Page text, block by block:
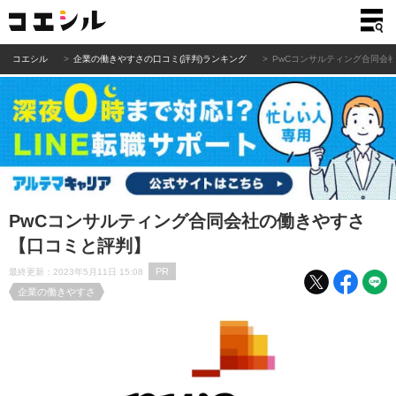
コエシル 企業の働きやすさの口コミ(評判)ランキング PwCコンサルティング合同会
PwCコンサルティング合同会社の働きやすさ
【口コミと評判】
最終更新：2023年5月11日 15:08
PR
企業の働きやすさ